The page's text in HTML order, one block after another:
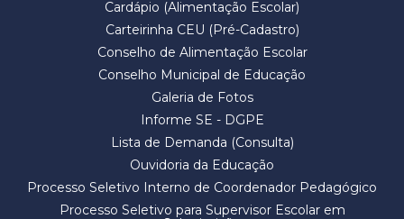
Cardápio (Alimentação Escolar)
Carteirinha CEU (Pré-Cadastro)
Conselho de Alimentação Escolar
Conselho Municipal de Educação
Galeria de Fotos
Informe SE - DGPE
Lista de Demanda (Consulta)
Ouvidoria da Educação
Processo Seletivo Interno de Coordenador Pedagógico
Processo Seletivo para Supervisor Escolar em